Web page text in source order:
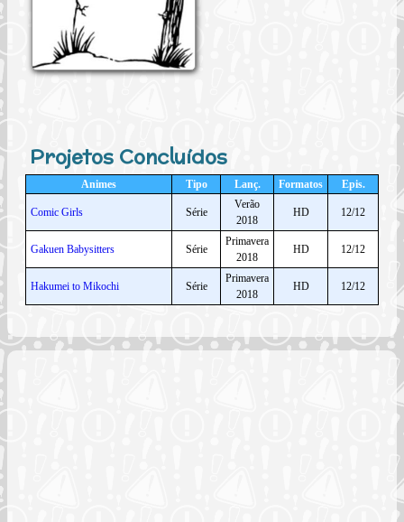
Projetos Concluídos
Animes Tipo Lanç. Formatos Epis.
Comic Girls Série
Verão
2018
HD 12/12
Gakuen Babysitters Série
Primavera
2018
HD 12/12
Hakumei to Mikochi Série
Primavera
2018
HD 12/12